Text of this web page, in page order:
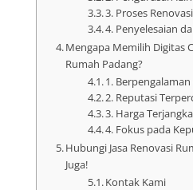
3. Proses
4. Penyelesaian
Mengapa Memilih Digitas
Rumah Padang?
1.
2. Reputasi
3. Harga
4. Fokus pada
Hubungi Jasa Renovasi
Juga!
Kontak Kami